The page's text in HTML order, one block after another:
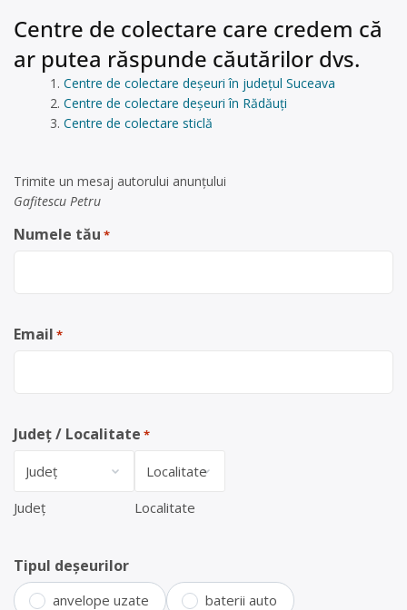
Centre de colectare care credem că
ar putea răspunde căutărilor dvs.
Centre de colectare deșeuri în județul Suceava
Centre de colectare deșeuri în Rădăuți
Centre de colectare sticlă
Trimite un mesaj autorului anunţului
Gafitescu Petru
Numele tău *
Email *
Județ / Localitate *
Județ Localitate
Tipul deșeurilor
anvelope uzate baterii auto